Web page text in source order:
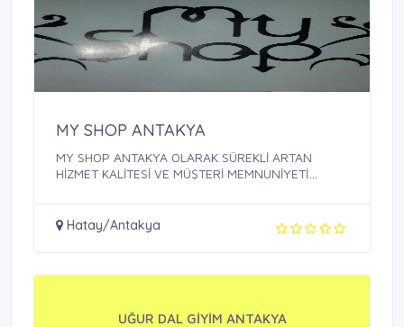
MY SHOP ANTAKYA
MY SHOP ANTAKYA OLARAK SÜREKLİ ARTAN
HİZMET KALİTESİ VE MÜŞTERİ MEMNUNİYETİ
Hatay/Antakya
UĞUR DAL GİYİM ANTAKYA